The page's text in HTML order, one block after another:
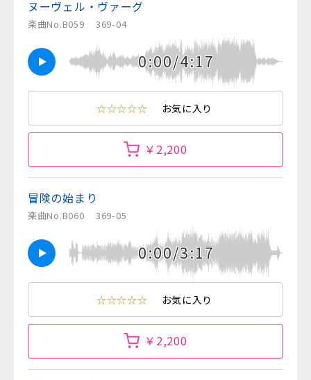
ヌーヴェル・ヴァーグ
楽曲No.B059 369-04
0:00/4:17
☆☆☆☆☆ お気に入り
￥2,200
冒険の始まり
楽曲No.B060 369-05
0:00/3:17
☆☆☆☆☆ お気に入り
￥2,200